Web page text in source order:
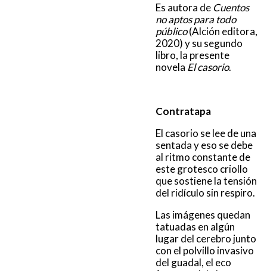
Es autora de Cuentos
no aptos para todo
público(Alción editora,
2020) y su segundo
libro, la presente
novela El casorio.
Contratapa
El casorio se lee de una
sentada y eso se debe
al ritmo constante de
este grotesco criollo
que sostiene la tensión
del ridículo sin respiro.
Las imágenes quedan
tatuadas en algún
lugar del cerebro junto
con el polvillo invasivo
del guadal, el eco